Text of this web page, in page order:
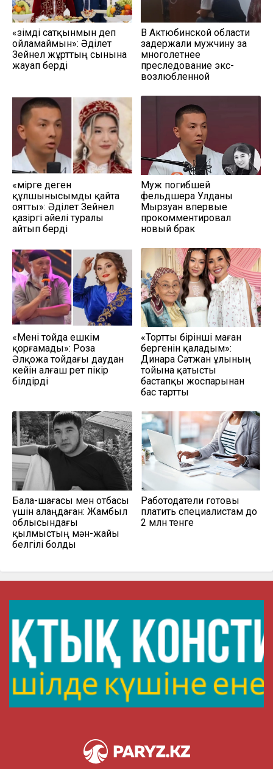
«Өзімді сатқынмын деп
ойламаймын»: Әділет
Зейнел жұрттың сынына
жауап берді
В Актюбинской области
задержали мужчину за
многолетнее
преследование экс-
возлюбленной
«Өмірге деген
құлшынысымды қайта
оятты»: Әділет Зейнел
қазіргі әйелі туралы
айтып берді
Муж погибшей
фельдшера Улданы
Мырзуан впервые
прокомментировал
новый брак
«Мені тойда ешкім
қорғамады»: Роза
Әлқожа тойдағы даудан
кейін алғаш рет пікір
білдірді
«Тортты бірінші маған
бергенін қаладым»:
Динара Сәтжан ұлының
тойына қатысты
бастапқы жоспарынан
бас тартты
Бала-шағасы мен отбасы
үшін алаңдаған: Жамбыл
облысындағы
қылмыстың мән-жайы
белгілі болды
Работодатели готовы
платить специалистам до
2 млн тенге